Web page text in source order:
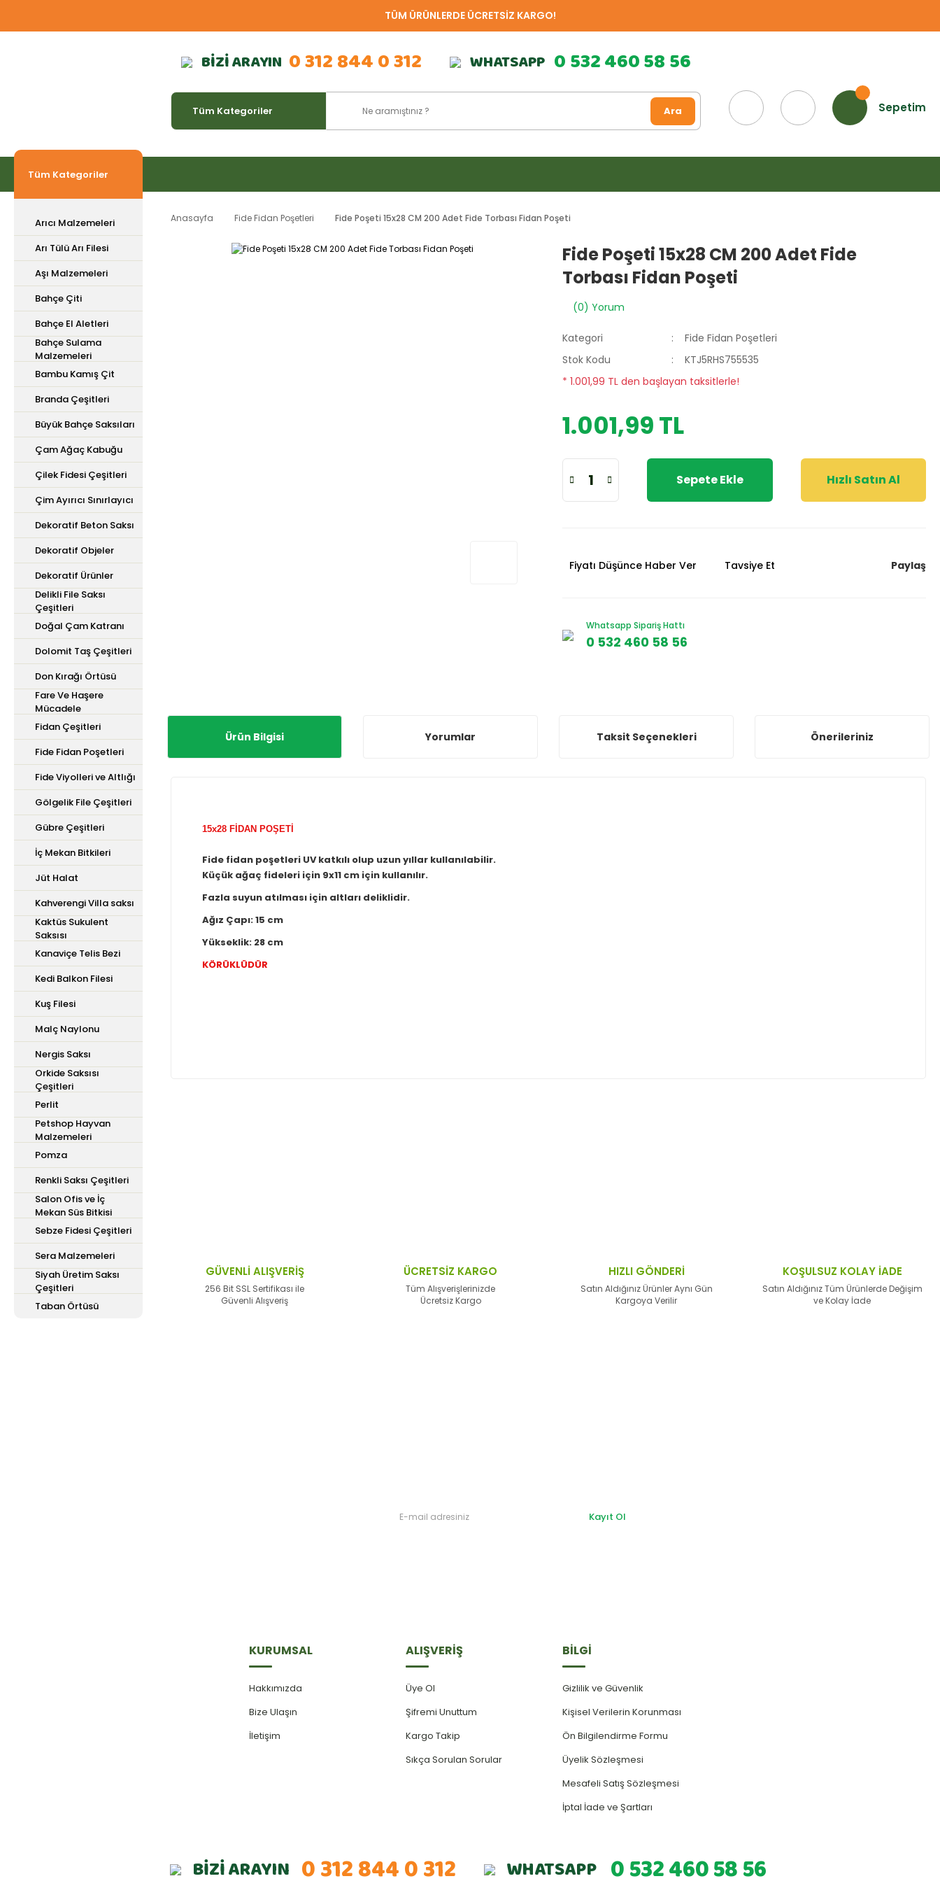
TÜM ÜRÜNLERDE ÜCRETSİZ KARGO!
BİZİ ARAYIN 0 312 844 0 312 WHATSAPP 0 532 460 58 56
Ara Sepetim
Tüm Kategoriler
Arıcı Malzemeleri
Arı Tülü Arı Filesi
Aşı Malzemeleri
Bahçe Çiti
Bahçe El Aletleri
Bahçe Sulama
Malzemeleri
Bambu Kamış Çit
Branda Çeşitleri
Büyük Bahçe Saksıları
Çam Ağaç Kabuğu
Çilek Fidesi Çeşitleri
Çim Ayırıcı Sınırlayıcı
Dekoratif Beton Saksı
Dekoratif Objeler
Dekoratif Ürünler
Delikli File Saksı
Çeşitleri
Doğal Çam Katranı
Dolomit Taş Çeşitleri
Don Kırağı Örtüsü
Fare Ve Haşere
Mücadele
Fidan Çeşitleri
Fide Fidan Poşetleri
Fide Viyolleri ve Altlığı
Gölgelik File Çeşitleri
Gübre Çeşitleri
İç Mekan Bitkileri
Jüt Halat
Kahverengi Villa saksı
Kaktüs Sukulent
Saksısı
Kanaviçe Telis Bezi
Kedi Balkon Filesi
Kuş Filesi
Malç Naylonu
Nergis Saksı
Orkide Saksısı
Çeşitleri
Perlit
Petshop Hayvan
Malzemeleri
Pomza
Renkli Saksı Çeşitleri
Salon Ofis ve İç
Mekan Süs Bitkisi
Sebze Fidesi Çeşitleri
Sera Malzemeleri
Siyah Üretim Saksı
Çeşitleri
Taban Örtüsü
Anasayfa Fide Fidan Poşetleri Fide Poşeti 15x28 CM 200 Adet Fide Torbası Fidan Poşeti
Fide Poşeti 15x28 CM 200 Adet Fide
Torbası Fidan Poşeti
(0) Yorum
Kategori
Fide Fidan Poşetleri
Stok Kodu
KTJ5RHS755535
* 1.001,99 TL den başlayan taksitlerle!
1.001,99 TL
Sepete Ekle Hızlı Satın Al
Fiyatı Düşünce Haber Ver Tavsiye Et Paylaş
Whatsapp Sipariş Hattı
0 532 460 58 56
Ürün Bilgisi Yorumlar Taksit Seçenekleri Önerileriniz
15x28 FİDAN POŞETİ
Fide fidan poşetleri UV katkılı olup uzun yıllar kullanılabilir.
Küçük ağaç fideleri için 9x11 cm için kullanılır.
Fazla suyun atılması için altları deliklidir.
Ağız Çapı: 15 cm
Yükseklik: 28 cm
KÖRÜKLÜDÜR
Ürün fiyatı diğer sitelerden daha pahalı.
Bu ürüne benzer farklı alternatifler olmalı.
GÜVENLİ ALIŞVERİŞ
256 Bit SSL Sertifikası ile
Güvenli Alışveriş
ÜCRETSİZ KARGO
Tüm Alışverişlerinizde
Ücretsiz Kargo
HIZLI GÖNDERİ
Satın Aldığınız Ürünler Aynı Gün
Kargoya Verilir
KOŞULSUZ KOLAY İADE
Satın Aldığınız Tüm Ürünlerde Değişim
ve Kolay İade
Kayıt Ol
KURUMSAL
Hakkımızda
Bize Ulaşın
İletişim
ALIŞVERİŞ
Üye Ol
Şifremi Unuttum
Kargo Takip
Sıkça Sorulan Sorular
BİLGİ
Gizlilik ve Güvenlik
Kişisel Verilerin Korunması
Ön Bilgilendirme Formu
Üyelik Sözleşmesi
Mesafeli Satış Sözleşmesi
İptal İade ve Şartları
BİZİ ARAYIN 0 312 844 0 312 WHATSAPP 0 532 460 58 56